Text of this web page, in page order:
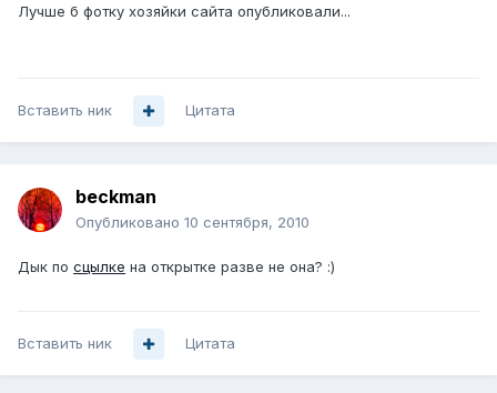
Лучше б фотку хозяйки сайта опубликовали...
Вставить ник Цитата
beckman
Опубликовано 10 сентября, 2010
Дык по сцылке на открытке разве не она? :)
Вставить ник Цитата